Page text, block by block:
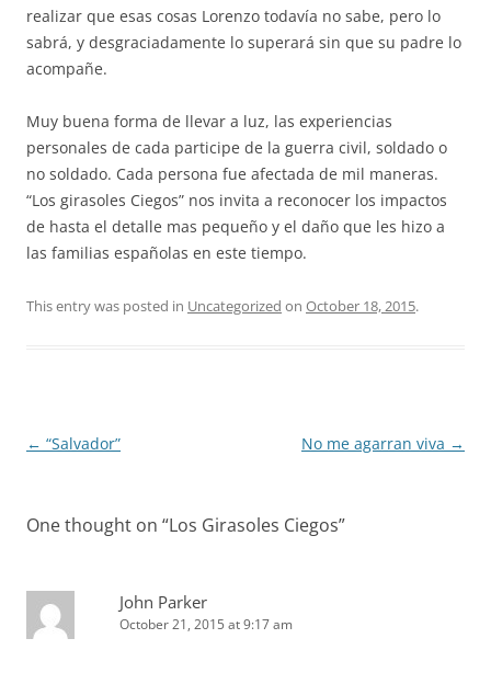
realizar que esas cosas Lorenzo todavía no sabe, pero lo
sabrá, y desgraciadamente lo superará sin que su padre lo
acompañe.
Muy buena forma de llevar a luz, las experiencias
personales de cada participe de la guerra civil, soldado o
no soldado. Cada persona fue afectada de mil maneras.
“Los girasoles Ciegos” nos invita a reconocer los impactos
de hasta el detalle mas pequeño y el daño que les hizo a
las familias españolas en este tiempo.
This entry was posted in Uncategorized on October 18, 2015.
Post
← “Salvador” No me agarran viva →
One thought on “Los Girasoles Ciegos”
John Parker
October 21, 2015 at 9:17 am